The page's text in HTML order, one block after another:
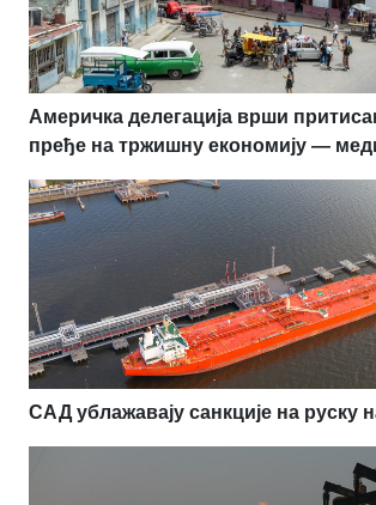
Америчка делегација врши
пређе на тржишну економију —
САД ублажавају санкције на руску